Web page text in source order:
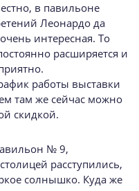
в павильоне
Леонардо да
интересная. То
расширяется и
работы выставки
там же сейчас можно
скидкой.
№ 9,
расступились,
солнышко. Куда же